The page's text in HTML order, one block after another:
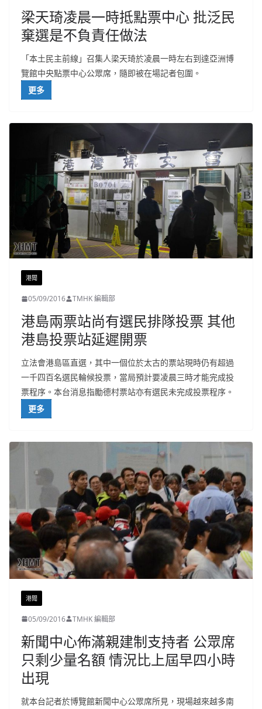
梁天琦凌晨一時抵點票中心 批泛民
棄選是不負責任做法
「本土民主前線」召集人梁天琦於凌晨一時左右到達亞洲博
覽館中央點票中心公眾席，隨即被在場記者包圍。
更多
港聞
05/09/2016 TMHK 編輯部
港島兩票站尚有選民排隊投票 其他
港島投票站延遲開票
立法會港島區直選，其中一個位於太古的票站現時仍有超過
一千四百名選民輪候投票，當局預計要凌晨三時才能完成投
票程序。本台消息指勵德村票站亦有選民未完成投票程序。
更多
港聞
05/09/2016 TMHK 編輯部
新聞中心佈滿親建制支持者 公眾席
只剩少量名額 情況比上屆早四小時
出現
就本台記者於博覽館新聞中心公眾席所見，現場越來越多南